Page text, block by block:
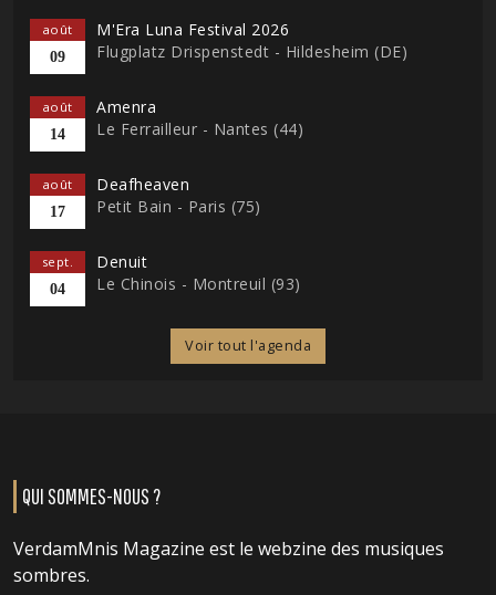
août
09
M'Era Luna Festival 2026
Flugplatz Drispenstedt - Hildesheim (DE)
août
14
Amenra
Le Ferrailleur - Nantes (44)
août
17
Deafheaven
Petit Bain - Paris (75)
sept.
04
Denuit
Le Chinois - Montreuil (93)
Voir tout l'agenda
QUI SOMMES-NOUS ?
VerdamMnis Magazine est le webzine des musiques
sombres.